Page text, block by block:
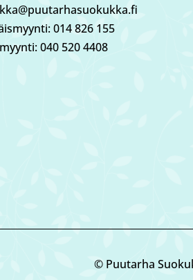
014 826 155
040 520 4408
© Puutarha